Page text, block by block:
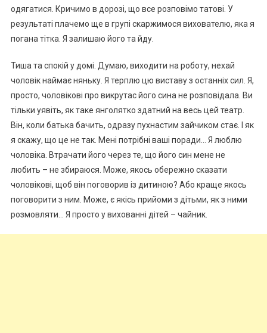
одягатися. Кричимо в дорозі, що все розповімо татові. У
результаті плачемо ще в групі скаржимося вихователю, яка я
погана тітка. Я залишаю його та йду.
Тиша та спокій у домі. Думаю, виходити на роботу, нехай
чоловік наймає няньку. Я терплю цю виставу з останніх сил. Я,
просто, чоловікові про викрутас його сина не розповідала. Ви
тільки уявіть, як таке янголятко здатний на весь цей театр.
Він, коли батька бачить, одразу пухнастим зайчиком стає. І як
я скажу, що це не так. Мені потрібні ваші поради… Я люблю
чоловіка. Втрачати його через те, що його син мене не
любить – не збираюся. Може, якось обережно сказати
чоловікові, щоб він поговорив із дитиною? Або краще якось
поговорити з ним. Може, є якісь прийоми з дітьми, як з ними
розмовляти… Я просто у вихованні дітей – чайник.